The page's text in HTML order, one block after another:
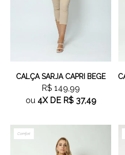
CALÇA SARJA CAPRI BEGE
R$ 149,99
ou 4XDE R$ 37,49
Comfort